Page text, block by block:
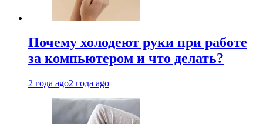
Почему холодеют руки при работе
за компьютером и что делать?
2 года ago2 года ago